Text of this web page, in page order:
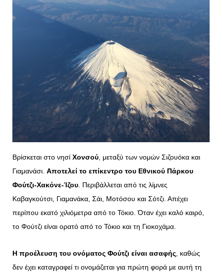
Βρίσκεται στο νησί Χονσού , μεταξύ των νομών Σιζουόκα και
Γιαμανάσι. Αποτελεί το επίκεντρο του Εθνικού Πάρκου
Φούτζι-Χακόνε-Ίζου . Περιβάλλεται από τις λίμνες
Καβαγκούτσι, Γιαμανάκα, Σάι, Μοτόσου και Σότζι. Απέχει
περίπου εκατό χιλιόμετρα από το Τόκιο. Όταν έχει καλό καιρό,
το Φούτζι είναι ορατό από το Τόκιο και τη Γιοκοχάμα.
Η προέλευση του ονόματος Φούτζι είναι ασαφής , καθώς
δεν έχει καταγραφεί τι ονομάζεται για πρώτη φορά με αυτή τη